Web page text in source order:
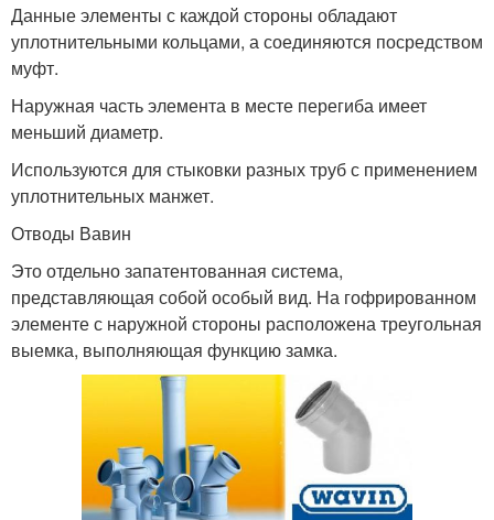
Данные элементы с каждой стороны обладают
уплотнительными кольцами, а соединяются посредством
муфт.
Наружная часть элемента в месте перегиба имеет
меньший диаметр.
Используются для стыковки разных труб с применением
уплотнительных манжет.
Отводы Вавин
Это отдельно запатентованная система,
представляющая собой особый вид. На гофрированном
элементе с наружной стороны расположена треугольная
выемка, выполняющая функцию замка.